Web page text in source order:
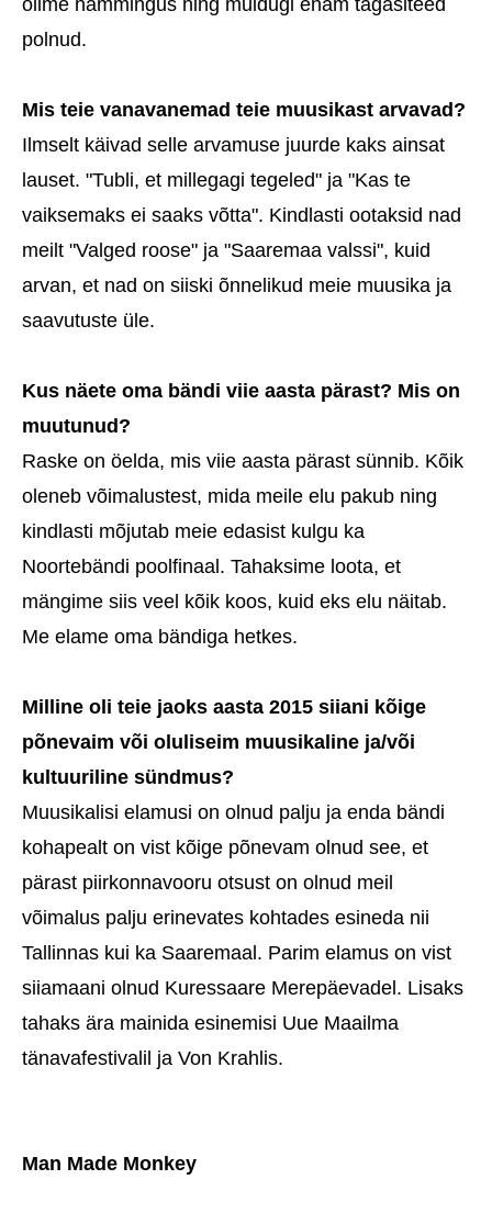
olime hämmingus ning muidugi enam tagasiteed
polnud.
Mis teie vanavanemad teie muusikast arvavad?
Ilmselt käivad selle arvamuse juurde kaks ainsat
lauset. "Tubli, et millegagi tegeled" ja "Kas te
vaiksemaks ei saaks võtta". Kindlasti ootaksid nad
meilt "Valged roose" ja "Saaremaa valssi", kuid
arvan, et nad on siiski õnnelikud meie muusika ja
saavutuste üle.
Kus näete oma bändi viie aasta pärast? Mis on
muutunud?
Raske on öelda, mis viie aasta pärast sünnib. Kõik
oleneb võimalustest, mida meile elu pakub ning
kindlasti mõjutab meie edasist kulgu ka
Noortebändi poolfinaal. Tahaksime loota, et
mängime siis veel kõik koos, kuid eks elu näitab.
Me elame oma bändiga hetkes.
Milline oli teie jaoks aasta 2015 siiani kõige
põnevaim või oluliseim muusikaline ja/või
kultuuriline sündmus?
Muusikalisi elamusi on olnud palju ja enda bändi
kohapealt on vist kõige põnevam olnud see, et
pärast piirkonnavooru otsust on olnud meil
võimalus palju erinevates kohtades esineda nii
Tallinnas kui ka Saaremaal. Parim elamus on vist
siiamaani olnud Kuressaare Merepäevadel. Lisaks
tahaks ära mainida esinemisi Uue Maailma
tänavafestivalil ja Von Krahlis.
Man Made Monkey